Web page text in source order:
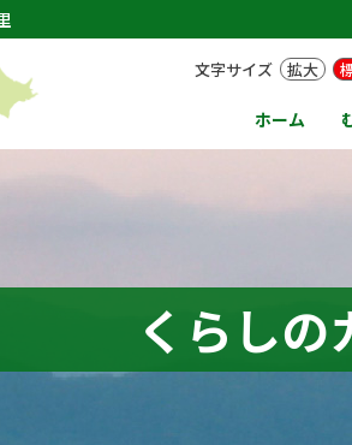
ホーム
文字サイズ 拡大
くらしの